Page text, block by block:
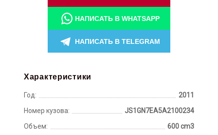
НАПИСАТЬ В WHATSAPP
НАПИСАТЬ В TELEGRAM
Характеристики
Год:
2011
Номер кузова:
JS1GN7EA5A2100234
Объем:
600 cm3